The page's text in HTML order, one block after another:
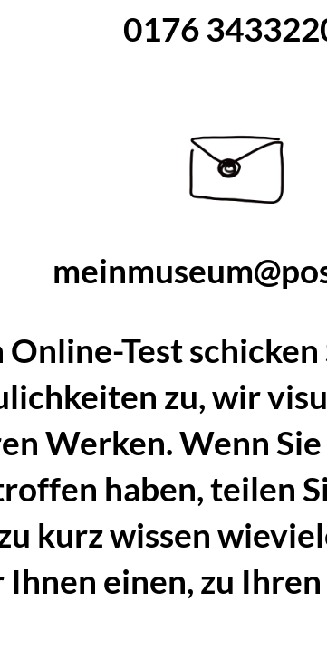
0176
Testschicken
zu, wir
Werken. Wenn
haben, teilen
kurz wissen
einen, zu